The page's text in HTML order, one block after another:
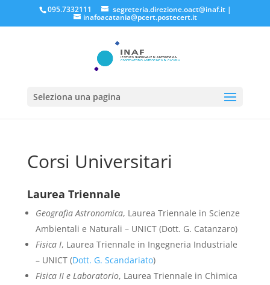
095.7332111 segreteria.direzione.oact@inaf.it|
inafoacatania@pcert.postecert.it
Seleziona una pagina
Corsi Universitari
Laurea Triennale
Geografia Astronomica, Laurea Triennale in Scienze
Ambientali e Naturali – UNICT (Dott. G. Catanzaro)
Fisica I, Laurea Triennale in Ingegneria Industriale
– UNICT (Dott. G. Scandariato)
Fisica II e Laboratorio, Laurea Triennale in Chimica